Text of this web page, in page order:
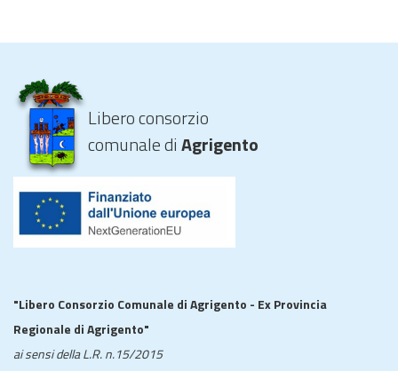
Libero consorzio
comunale diAgrigento
"Libero Consorzio Comunale di Agrigento - Ex Provincia
Regionale di Agrigento"
ai sensi della L.R. n.15/2015